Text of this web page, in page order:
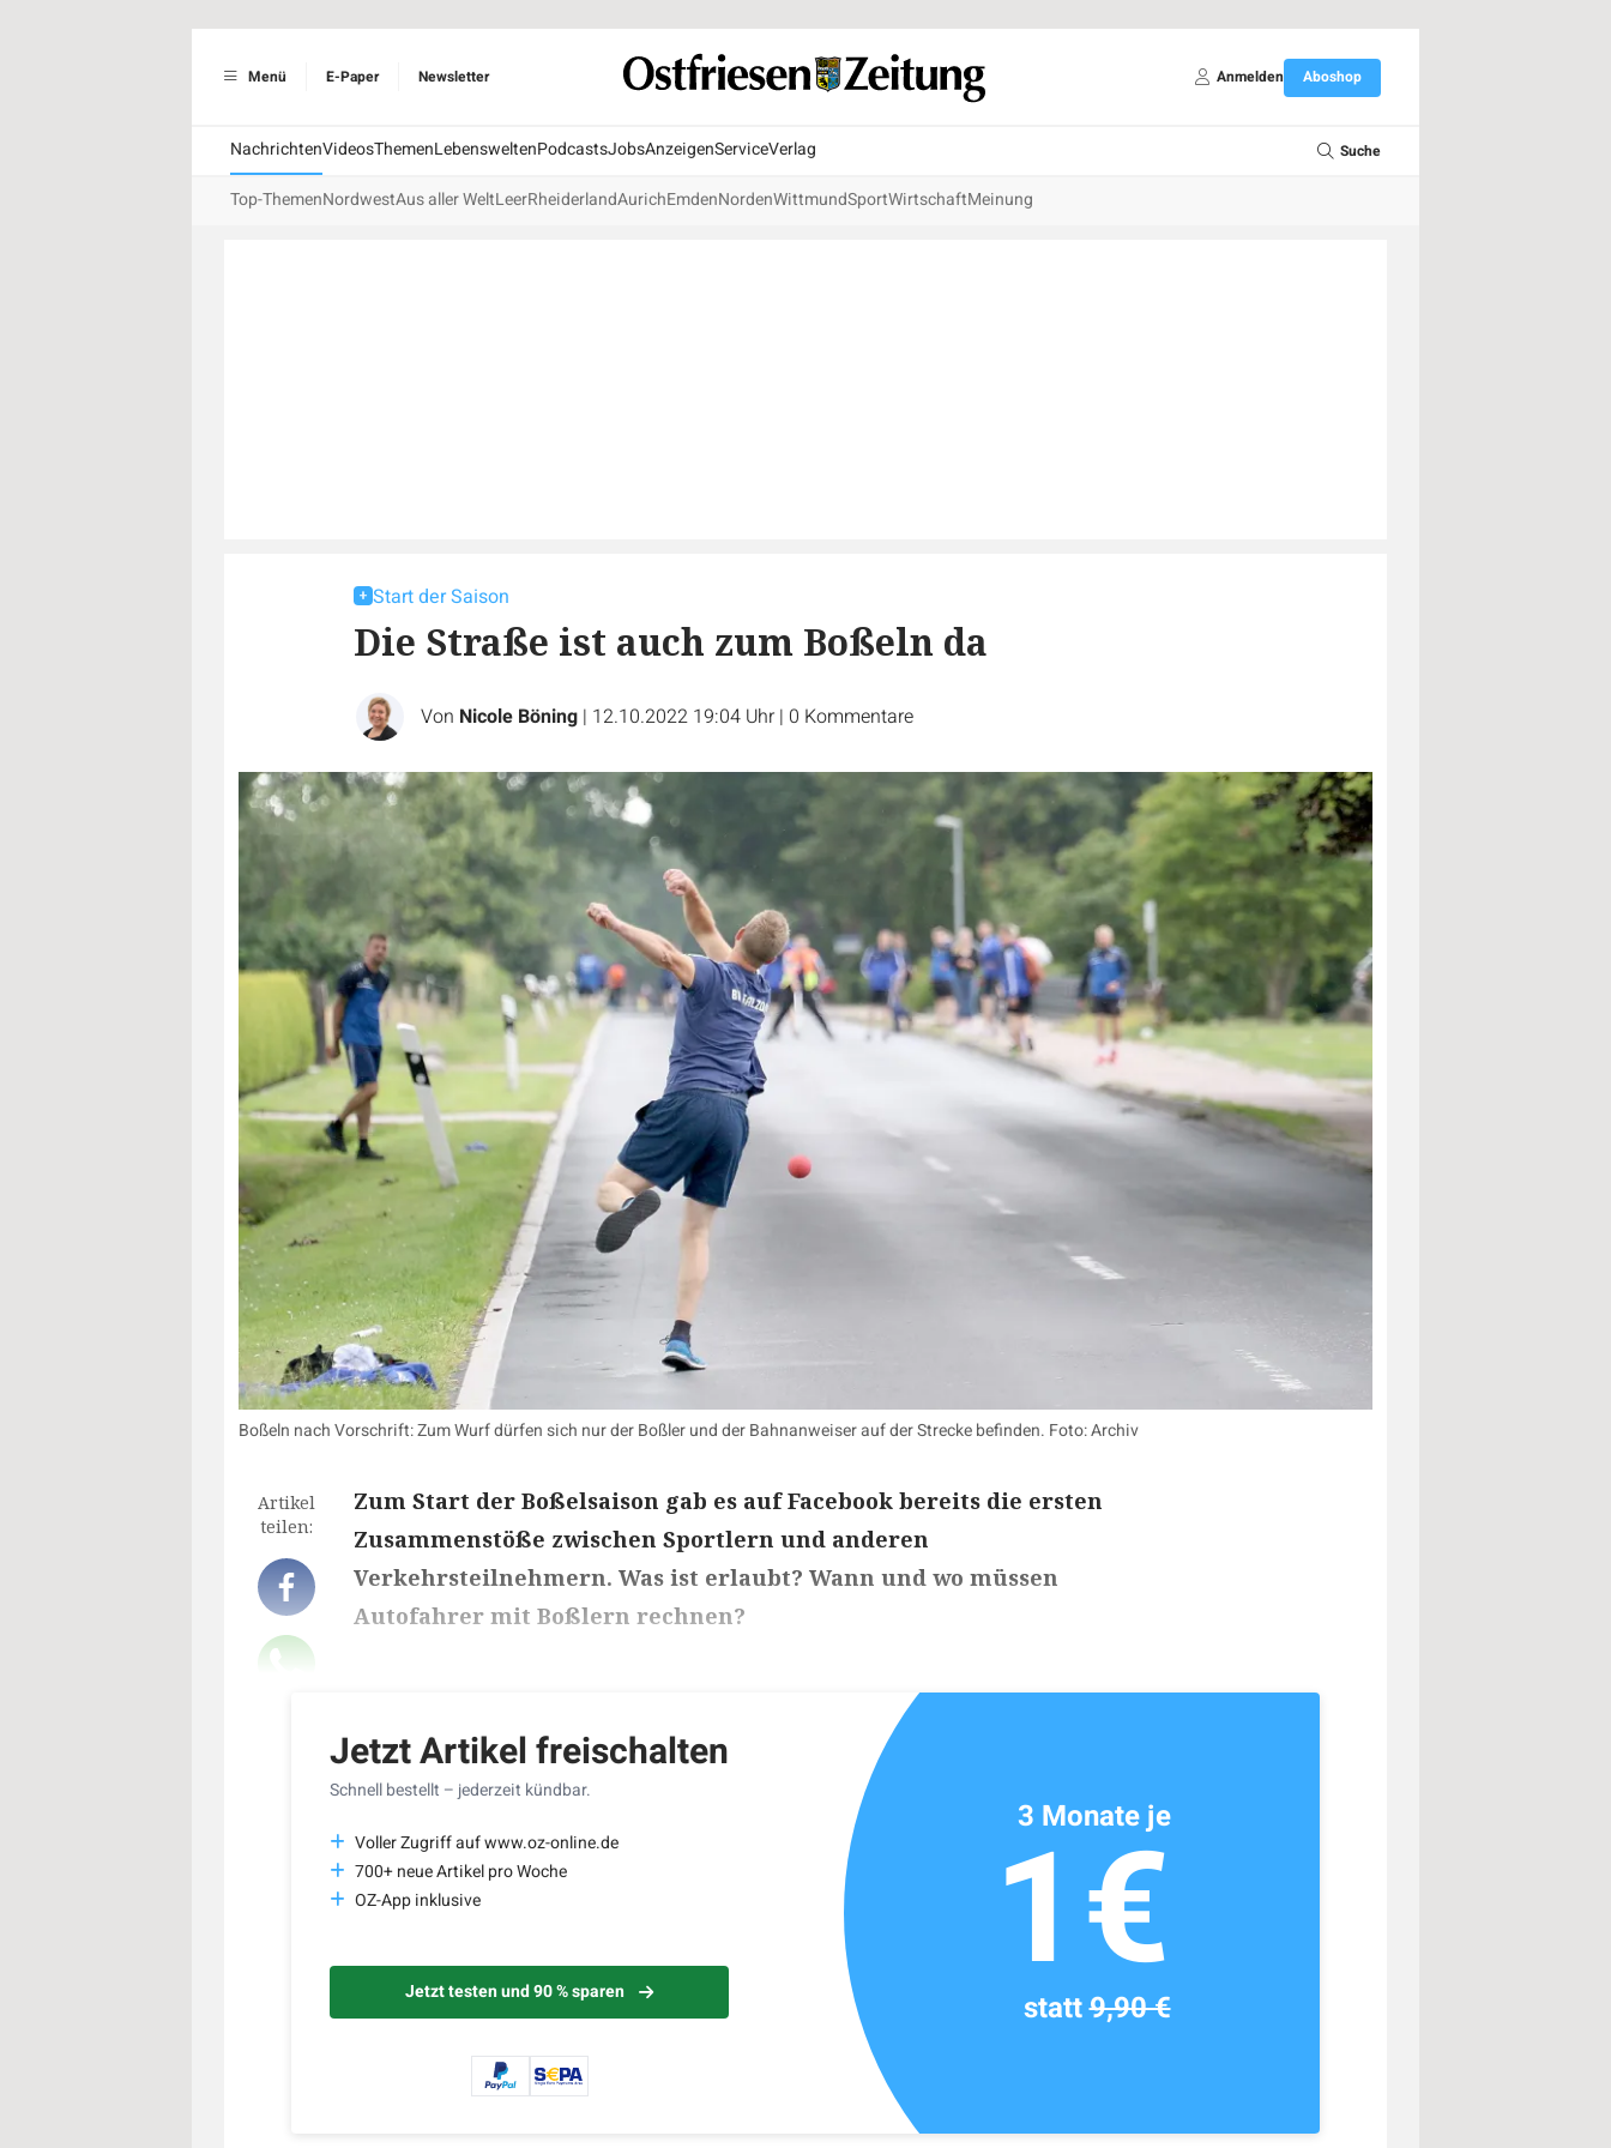
Menü E-Paper Newsletter Anmelden Aboshop
NachrichtenVideosThemenLebensweltenPodcastsJobsAnzeigenServiceVerlag Suche
Top-ThemenNordwestAus aller WeltLeerRheiderlandAurichEmdenNordenWittmundSportWirtschaftMeinung
Start der Saison
Die Straße ist auch zum Boßeln da
Von Nicole Böning | 12.10.2022 19:04 Uhr | 0 Kommentare
Boßeln nach Vorschrift: Zum Wurf dürfen sich nur der Boßler und der Bahnanweiser auf der Strecke befinden. Foto: Archiv
Artikel
teilen:
Zum Start der Boßelsaison gab es auf Facebook bereits die ersten
Zusammenstöße zwischen Sportlern und anderen
Verkehrsteilnehmern. Was ist erlaubt? Wann und wo müssen
Autofahrer mit Boßlern rechnen?
Jetzt Artikel freischalten
Schnell bestellt – jederzeit kündbar.
Voller Zugriff auf www.oz-online.de
700+ neue Artikel pro Woche
OZ-App inklusive
Jetzt testen und 90 % sparen
3 Monate je
1€
statt9,90 €